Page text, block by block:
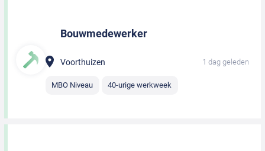
Bouwmedewerker
Voorthuizen 1 dag geleden
MBO Niveau 40-urige werkweek